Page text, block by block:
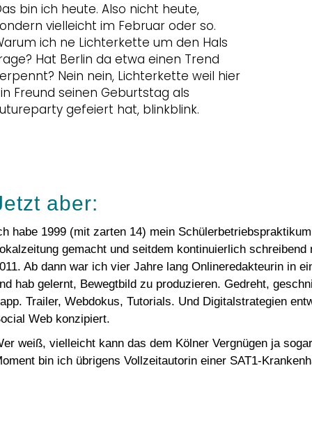
bin ich heute. Also nicht heute,
vielleicht im Februar oder so.
ich ne Lichterkette um den Hals
Hat Berlin da etwa einen Trend
Nein nein, Lichterkette weil hier
Freund seinen Geburtstag als
gefeiert hat, blinkblink.
aber:
habe 1999 (mit zarten 14) mein
gemacht und seitdem kontinuierlich
Ab dann war ich vier Jahre lang Onlineredakteurin in
hab gelernt, Bewegtbild zu produzieren. Gedreht,
Trailer, Webdokus, Tutorials. Und Digitalstrategien
Web konzipiert.
weiß, vielleicht kann das dem Kölner Vergnügen ja
bin ich übrigens Vollzeitautorin einer SAT1-